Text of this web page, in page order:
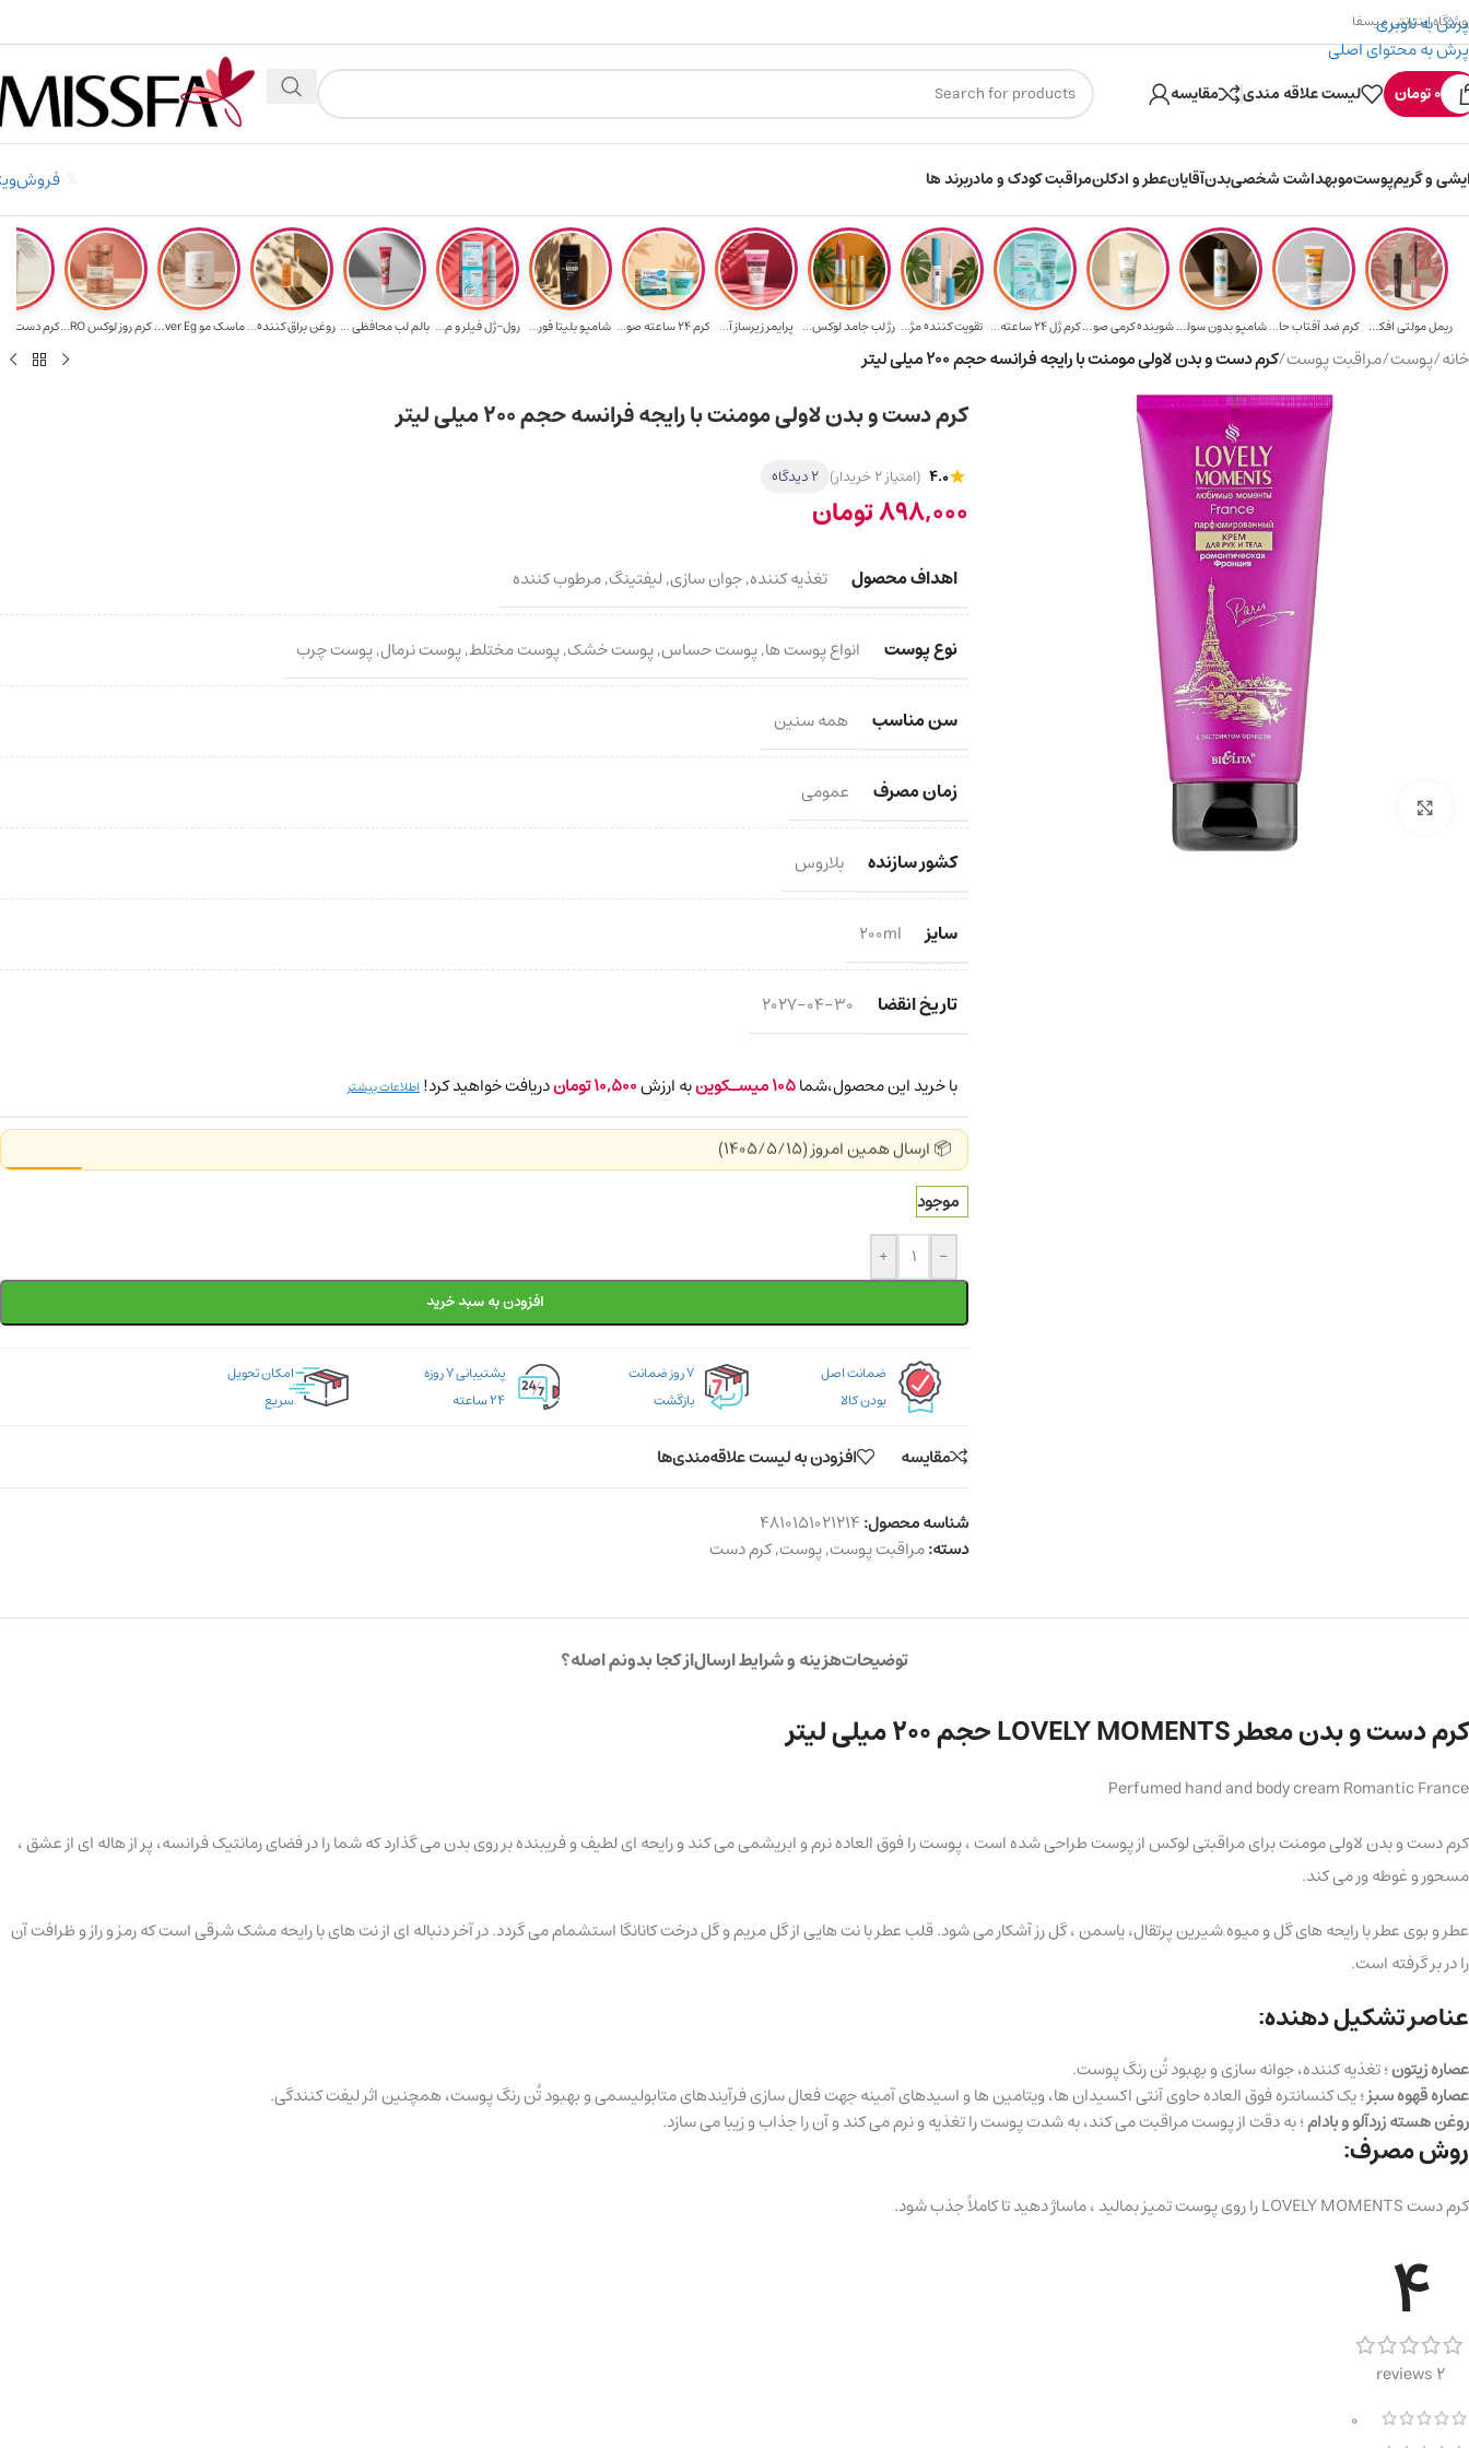
پرش به ناوبری
پرش به محتوای اصلی
۲٪ تخفیف روی سبد خرید برای روش کارت به کارت هدیه برای خرید های بالای ۵ میلیون تومن ارسال رایگان برای خرید ۳.۵ میلیون به یالا ۳۰۰ میسکوین (۳۰ هزار تومن) هدیه خرید اول
اینترنتی میسفا
0تومان لیست علاقه مندی مقایسه
و گریمپوستموبهداشت شخصیبدنآقایانعطر و ادکلنمراقبت کودک و مادربرند ها
ریمل مولتی افکت... کرم ضد آفتاب حا... شامپو بدون سولف... شوینده کرمی صور...کرم ژل ۲۴ ساعته... تقویت‌ کننده مژ... رژ لب جامد لوکس... پرایمر زیرساز آ... کرم 24 ساعته صو... شامپو بلیتا فور... رول-ژل فیلر و م... بالم لب محافظی ... روغن براق کننده... ماسک مو Ever Eg... کرم روز لوکس RO...
خانه/پوست/مراقبت پوست/کرم دست و بدن لاولی مومنت با رایجه فرانسه حجم ۲۰۰ میلی لیتر
برای بزرگ‌نمایی کلیک کنید
کرم دست و بدن لاولی مومنت با رایجه فرانسه حجم ۲۰۰ میلی لیتر
4.0 (امتیاز 2 خریدار) 2 دیدگاه
898,000تومان
اهداف محصول تغذیه کننده,جوان سازی,لیفتینگ,مرطوب کننده
نوع پوست انواع پوست ها,پوست حساس,پوست خشک,پوست مختلط,پوست نرمال,پوست چرب
سن مناسب همه سنین
زمان مصرف عمومی
کشور سازنده بلاروس
سایز 200ml
تاریخ انقضا 2027-04-30
با خرید این محصول،شما105میسـکوینبه ارزش10,500توماندریافت خواهید کرد! اطلاعات بیشتر
📦 ارسال همین امروز (1405/5/15)
موجود
-
+
افزودن به سبد خرید
ضمانت اصل
بودن کالا
۷ روز ضمانت
بازگشت
پشتیبانی ۷ روزه
۲۴ ساعته
امکان تحویل
سریع
مقایسه افزودن به لیست علاقه‌مندی‌ها
شناسه محصول:4810151021214
دسته:مراقبت پوست,پوست,کرم دست
توضیحاتهزینه و شرایط ارسالاز کجا بدونم اصله؟
کرم دست و بدن معطر LOVELY MOMENTS حجم ۲۰۰ میلی لیتر
Perfumed hand and body cream Romantic France
کرم دست و بدن لاولی مومنت برای مراقبتی لوکس از پوست طراحی شده است ، پوست را فوق العاده نرم و ابریشمی می کند و رایحه ای لطیف و فریبنده بر روی بدن می گذارد که شما را در فضای رمانتیک فرانسه، پر از هاله ای از عشق ،
مسحور و غوطه ور می کند.
عطر و بوی عطر با رایحه های گل و میوه شیرین پرتقال، یاسمن ، گل رز آشکار می شود. قلب عطر با نت هایی از گل مریم و گل درخت کانانگا استشمام می گردد. در آخر دنباله ای از نت های با رایحه مشک شرقی است که رمز و راز و ظرافت آن
را در بر گرفته است.
عناصر تشکیل دهنده:
عصاره زیتون؛ تغذیه کننده، جوانه سازی و بهبود تُن رنگ پوست.
عصاره قهوه سبز؛ یک کنسانتره فوق العاده حاوی آنتی اکسیدان ها، ویتامین ها و اسیدهای آمینه جهت فعال سازی فرآیندهای متابولیسمی و بهبود تُن رنگ پوست، همچنین اثر لیفت کنندگی.
روغن هسته زردآلو و بادام؛ به دقت از پوست مراقبت می کند، به شدت پوست را تغذیه و نرم می کند و آن را جذاب و زیبا می سازد.
روش مصرف:
کرم دست LOVELY MOMENTS را روی پوست تمیز بمالید ، ماساژ دهید تا کاملاً جذب شود.
4
2 reviews
0